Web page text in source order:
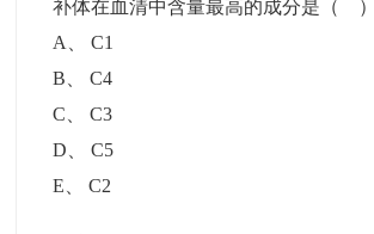
补体在血清中含量最高的成分是（ ）
A
、C1
B 、C4
C 、C3
D 、C5
E 、C2